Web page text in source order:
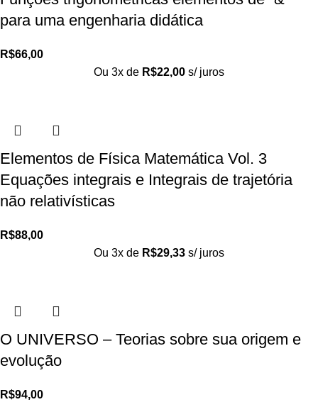
para uma engenharia didática
R$66,00
Ou 3x de R$22,00 s/ juros
Elementos de Física Matemática Vol. 3
Equações integrais e Integrais de trajetória
não relativísticas
R$88,00
Ou 3x de R$29,33 s/ juros
O UNIVERSO – Teorias sobre sua origem e
evolução
R$94,00